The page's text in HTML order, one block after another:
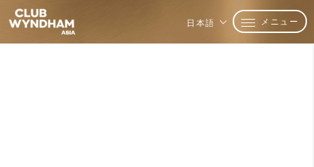
日本語 メニュー